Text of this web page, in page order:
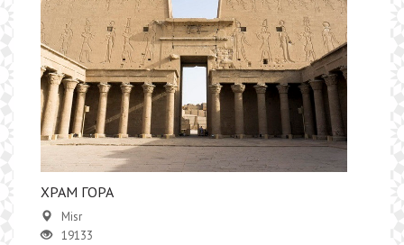
ХРАМ ГОРА
Misr
19133